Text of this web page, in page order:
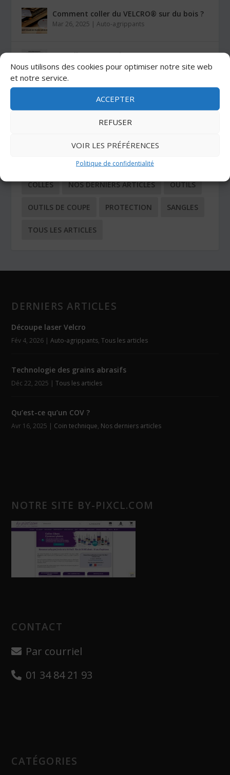
Nous utilisons des cookies pour optimiser notre site web
et notre service.
ACCEPTER
REFUSER
VOIR LES PRÉFÉRENCES
Politique de confidentialité
Comment coller du VELCRO® sur du bois ?
Mar 26, 2025 |Auto-agrippants
Les colles Stratogrip X15 et X25
Jan 27, 2025|Colles
AUTO-AGRIPPANTS
BUTÉES ADHÉSIVES COIN TECHNIQUE
COLLES NOS DERNIERS ARTICLES OUTILS
OUTILS DE COUPE PROTECTION SANGLES
TOUS LES ARTICLES
DERNIERS ARTICLES
Découpe laser Velcro
Fév 4, 2026 |Auto-agrippants,Tous les articles
Technologie des grains abrasifs
Déc 22, 2025 |Tous les articles
Qu’est-ce qu’un COV ?
Avr 16, 2025 | Coin technique, Nos derniers articles
NOTRE SITE BY-PIXCL.COM
CONTACT
Par courriel
01 34 84 21 93
CATÉGORIES